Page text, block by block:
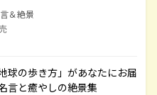
＆絶景
球の歩き方」があなたにお届
言と癒やしの絶景集